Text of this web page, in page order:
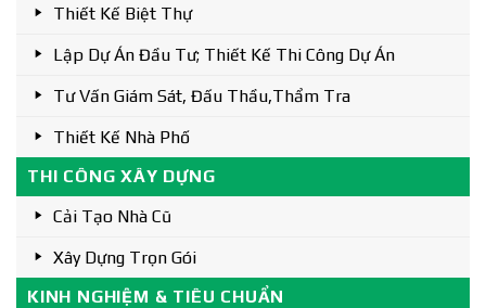
Thiết Kế Biệt Thự
Lập Dự Án Đầu Tư; Thiết Kế Thi Công Dự Án
Tư Vấn Giám Sát, Đấu Thầu,thẩm Tra
Thiết Kế Nhà Phố
THI CÔNG XÂY DỰNG
Cải Tạo Nhà Cũ
Xây Dựng Trọn Gói
KINH NGHIỆM & TIÊU CHUẨN